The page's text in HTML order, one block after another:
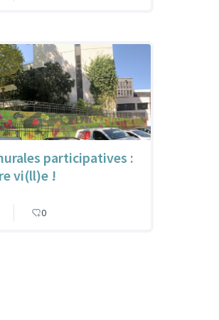
participatives :
vi(ll)e !
0